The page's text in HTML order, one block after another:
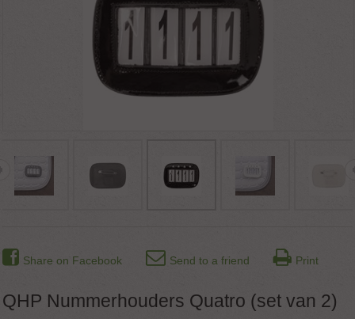
Share on Facebook Send to a friend Print
QHP Nummerhouders Quatro (set van 2)